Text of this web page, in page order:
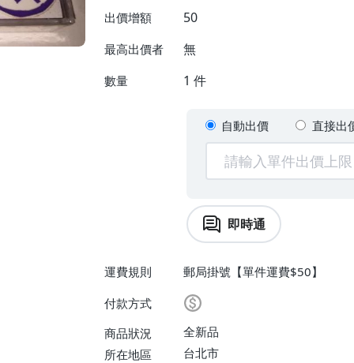
出價增額 50
最高出價者 無
數量 1 件
自動出價 直接出
即時通
運費規則
郵局掛號【單件運費$50】
付款方式
商品狀況
全新品
所在地區
台北市